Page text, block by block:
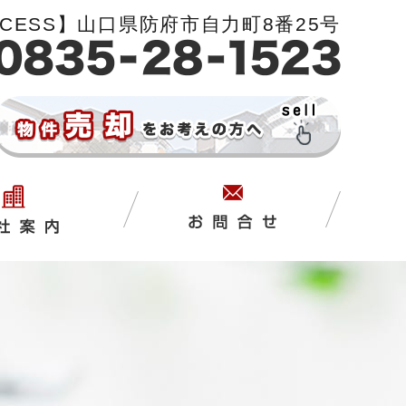
】山口県防府市自力町8番25号